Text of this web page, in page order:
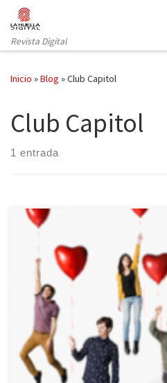
Saltar al contenido
Revista Digital
Inicio »Blog »Club Capitol
Club Capitol
1 entrada
Tras el éxito de público y crítica
en Nave 73, el Teatro Lara y el
minúsculos viaja a la Sala
donde ha hecho también
de marzo al 5 de […]